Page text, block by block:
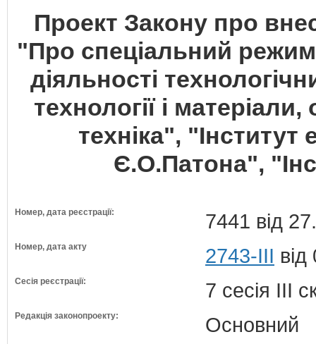
Проект Закону про
"Про спеціальний режим
діяльності
технології і
техніка",
Є.О.Патона",
Номер, дата реєстрації: 7441 від
Номер, дата акту 2743-III
Сесія реєстрації: 7 сесія III
Редакція законопроекту: Основний